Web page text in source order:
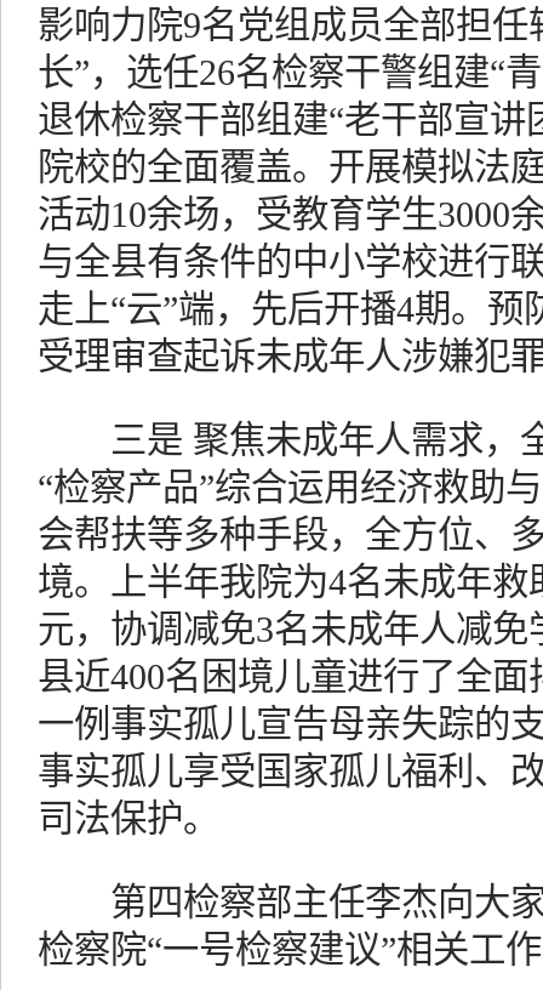
影响力院9名党组成员全部担
长”，选任26名检察干警组建“
退休检察干部组建“老干部宣
院校的全面覆盖。开展模拟法
活动10余场，受教育学生3000
与全县有条件的中小学校进行
走上“云”端，先后开播4期。
受理审查起诉未成年人涉嫌犯
三是 聚焦未成年人需求，
“检察产品”综合运用经济救助
会帮扶等多种手段，全方位、
境。上半年我院为4名未成年
元，协调减免3名未成年人减
县近400名困境儿童进行了全
一例事实孤儿宣告母亲失踪的
事实孤儿享受国家孤儿福利、
司法保护。
第四检察部主任李杰向大家
检察院“一号检察建议”相关工